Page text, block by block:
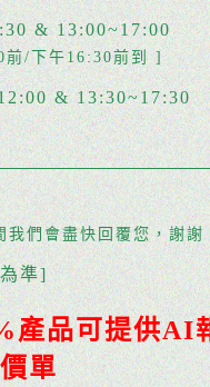
& 13:00~17:00
前/下午16:30前到 ]
& 13:30~17:30
們會盡快回覆您，謝謝
準]
產品可提供AI
單